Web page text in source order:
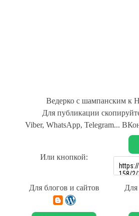
Ведерко с шампанским к
Для публикации
Viber, WhatsApp, Telegram...
Или кнопкой:
Для блогов и сайтов Для